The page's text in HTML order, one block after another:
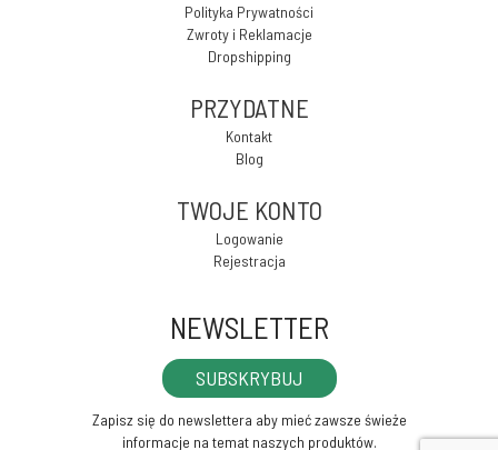
Polityka Prywatności
Zwroty i Reklamacje
Dropshipping
PRZYDATNE
Kontakt
Blog
TWOJE KONTO
Logowanie
Rejestracja
NEWSLETTER
SUBSKRYBUJ
Zapisz się do newslettera aby mieć zawsze świeże
informacje na temat naszych produktów.